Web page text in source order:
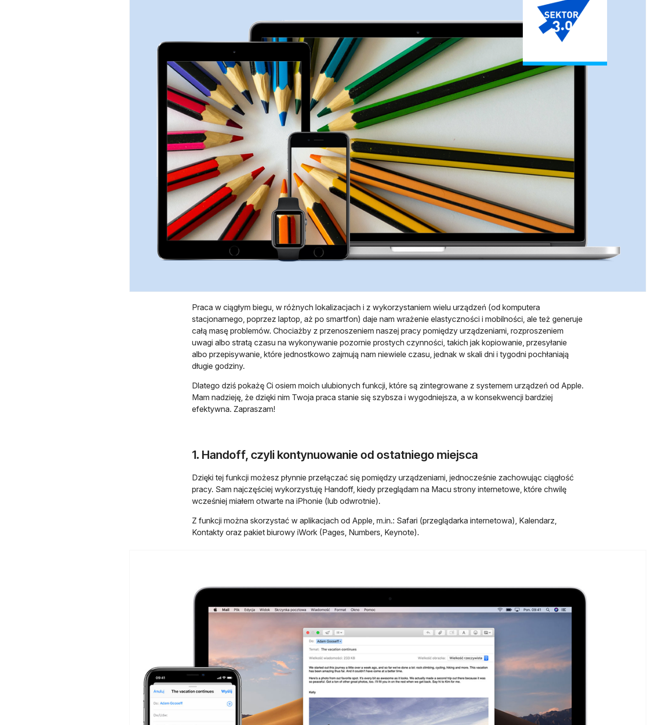
Praca w ciągłym biegu, w różnych lokalizacjach i z wykorzystaniem wielu urządzeń (od komputera
stacjonarnego, poprzez laptop, aż po smartfon) daje nam wrażenie elastyczności i mobilności, ale też generuje
całą masę problemów. Chociażby z przenoszeniem naszej pracy pomiędzy urządzeniami, rozproszeniem
uwagi albo stratą czasu na wykonywanie pozornie prostych czynności, takich jak kopiowanie, przesyłanie
albo przepisywanie, które jednostkowo zajmują nam niewiele czasu, jednak w skali dni i tygodni pochłaniają
długie godziny.
Dlatego dziś pokażę Ci osiem moich ulubionych funkcji, które są zintegrowane z systemem urządzeń od Apple.
Mam nadzieję, że dzięki nim Twoja praca stanie się szybsza i wygodniejsza, a w konsekwencji bardziej
efektywna. Zapraszam!
1. Handoff, czyli kontynuowanie od ostatniego miejsca
Dzięki tej funkcji możesz płynnie przełączać się pomiędzy urządzeniami, jednocześnie zachowując ciągłość
pracy. Sam najczęściej wykorzystuję Handoff, kiedy przeglądam na Macu strony internetowe, które chwilę
wcześniej miałem otwarte na iPhonie (lub odwrotnie).
Z funkcji można skorzystać w aplikacjach od Apple, m.in.: Safari (przeglądarka internetowa), Kalendarz,
Kontakty oraz pakiet biurowy iWork (Pages, Numbers, Keynote).